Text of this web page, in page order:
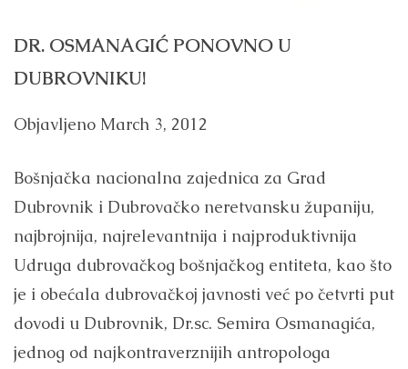
DR. OSMANAGIĆ PONOVNO U
DUBROVNIKU!
Objavljeno March 3, 2012
Bošnjačka nacionalna zajednica za Grad
Dubrovnik i Dubrovačko neretvansku županiju,
najbrojnija, najrelevantnija i najproduktivnija
Udruga dubrovačkog bošnjačkog entiteta, kao što
je i obećala dubrovačkoj javnosti već po četvrti put
dovodi u Dubrovnik, Dr.sc. Semira Osmanagića,
jednog od najkontraverznijih antropologa